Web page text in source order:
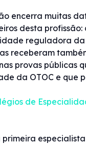
encerra muitas
desta
reguladora da
receberam
provas públicas
da OTOC e que
de